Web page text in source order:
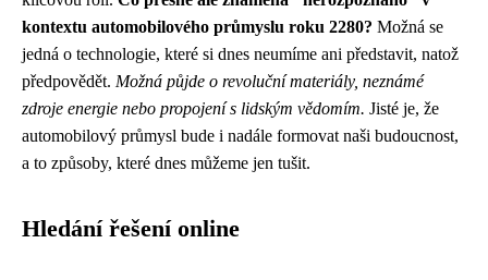
kontextu automobilového průmyslu roku 2280? Možná se
jedná o technologie, které si dnes neumíme ani představit, natož
předpovědět. Možná půjde o revoluční materiály, neznámé
zdroje energie nebo propojení s lidským vědomím. Jisté je, že
automobilový průmysl bude i nadále formovat naši budoucnost,
a to způsoby, které dnes můžeme jen tušit.
Hledání řešení online